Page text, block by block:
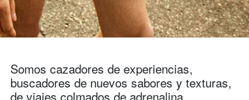
Somos cazadores de experiencias,
buscadores de nuevos sabores y texturas,
de viajes colmados de adrenalina,